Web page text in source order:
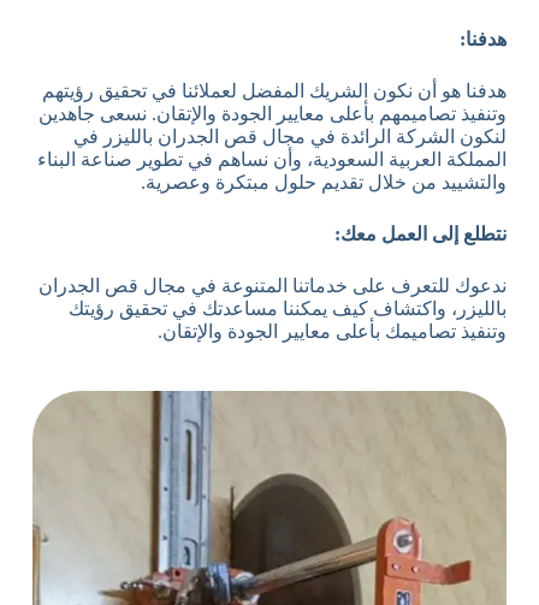
هدفنا:
هدفنا هو أن نكون الشريك المفضل لعملائنا في تحقيق رؤيتهم
وتنفيذ تصاميمهم بأعلى معايير الجودة والإتقان. نسعى جاهدين
لنكون الشركة الرائدة في مجال قص الجدران بالليزر في
المملكة العربية السعودية، وأن نساهم في تطوير صناعة البناء
والتشييد من خلال تقديم حلول مبتكرة وعصرية.
نتطلع إلى العمل معك:
ندعوك للتعرف على خدماتنا المتنوعة في مجال قص الجدران
بالليزر، واكتشاف كيف يمكننا مساعدتك في تحقيق رؤيتك
وتنفيذ تصاميمك بأعلى معايير الجودة والإتقان.